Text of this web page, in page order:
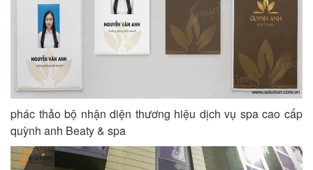
phác thảo bộ nhận diện thương hiệu dịch vụ spa cao cấp
quỳnh anh Beaty & spa